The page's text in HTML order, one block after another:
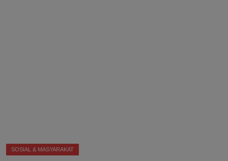
SOSIAL & MASYARAKAT